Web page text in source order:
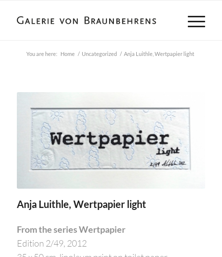
You are here: Home / Uncategorized / Anja Luithle, Wertpapier light
Anja Luithle, Wertpapier light
From the series Wertpapier
Edition 2/49, 2012